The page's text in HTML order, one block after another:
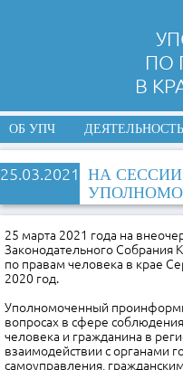
ПО
В
ОБ УПЧ ДЕЯТЕЛЬНОСТЬ
25.03.2021 НА
25 марта 2021 года на
Законодательного Собрания
по правам человека в крае
2020 год.
Уполномоченный
вопросах в сфере
человека и гражданина в
взаимодействии с органами
самоуправления,